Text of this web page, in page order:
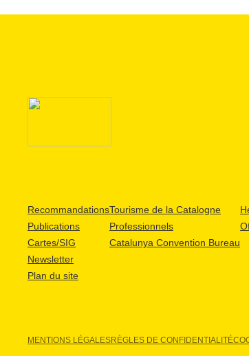
Recommandations
Publications
Cartes/SIG
Newsletter
Plan du site
Tourisme de la Catalogne
Professionnels
Catalunya Convention Bureau
MENTIONS LÉGALESRÈGLES DE CONFIDENTIALITÉ